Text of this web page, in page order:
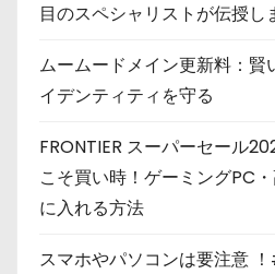
目のスペシャリストが伝授
ムームードメイン更新料：賢
イデンティティを守る
FRONTIER スーパーセール
こそ買い時！ゲーミングPC
に入れる方法
スマホやパソコンは要注意